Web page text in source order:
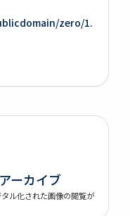
zero/1.
ーカイブ
ル化された画像の閲覧が